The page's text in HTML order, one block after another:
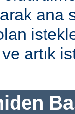
ana
artık